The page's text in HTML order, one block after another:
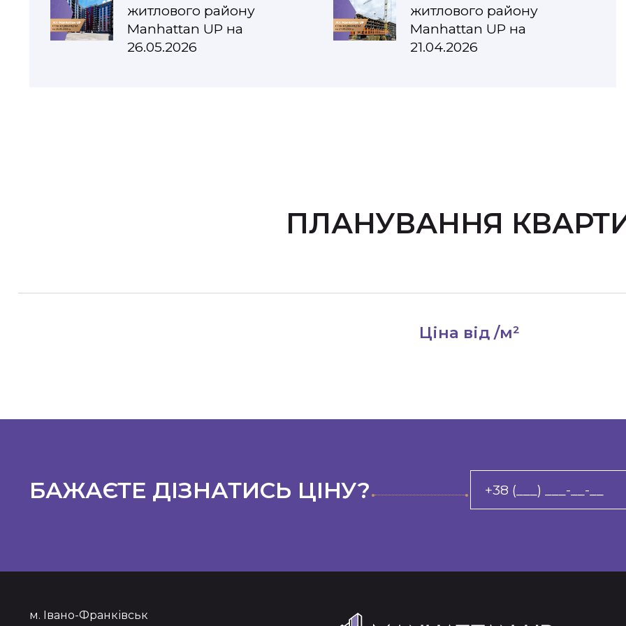
житлового району
Manhattan UP на
26.05.2026
житлового району
Manhattan UP на
21.04.2026
ПЛАНУВАННЯ
Ціна від /м²
БАЖАЄТЕ ДІЗНАТИСЬ ЦІНУ?
м. Івано-Франківськ